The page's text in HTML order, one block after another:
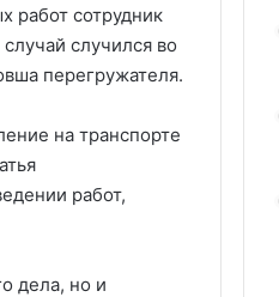
работ сотрудник
случился во
перегружателя.
на транспорте
работ,
дела, но и